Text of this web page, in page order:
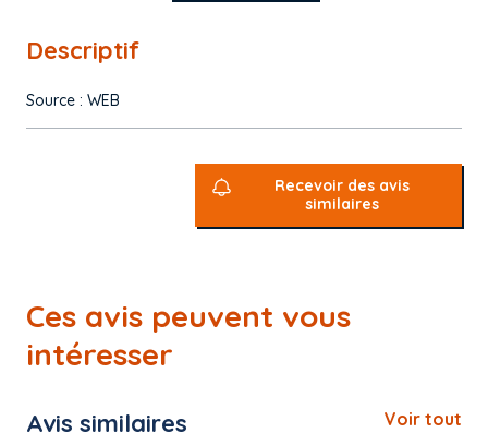
Descriptif
Source : WEB
Recevoir des avis
similaires
Ces avis peuvent vous
intéresser
Avis similaires Voir tout